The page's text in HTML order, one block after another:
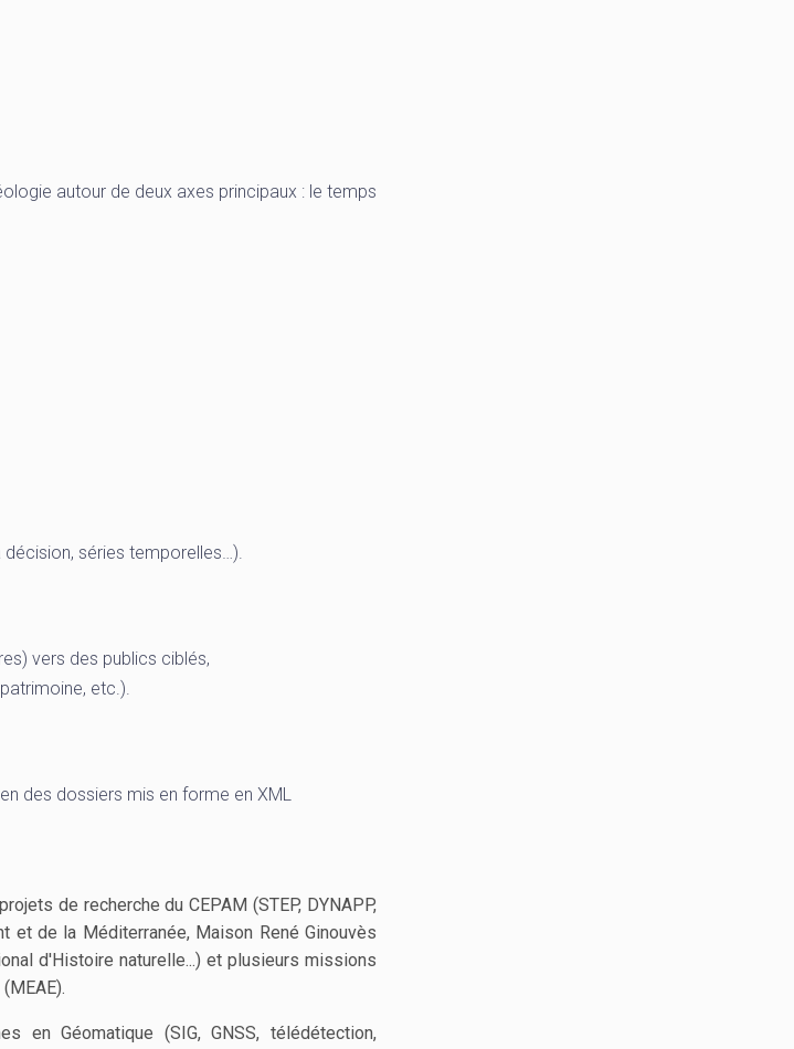
autour de deux axes principaux : le temps
décision, séries temporelles…).
vers des publics ciblés,
etc.).
des dossiers mis en forme en XML
de recherche du CEPAM (STEP, DYNAPP,
et de la Méditerranée, Maison René Ginouvès
d'Histoire naturelle...) et plusieurs missions
en Géomatique (SIG, GNSS, télédétection,